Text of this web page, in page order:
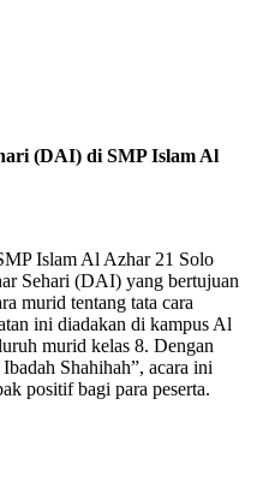
(DAI) di SMP Islam Al
Islam Al Azhar 21 Solo
Sehari (DAI) yang bertujuan
murid tentang tata cara
ini diadakan di kampus Al
murid kelas 8. Dengan
Shahihah”, acara ini
positif bagi para peserta.